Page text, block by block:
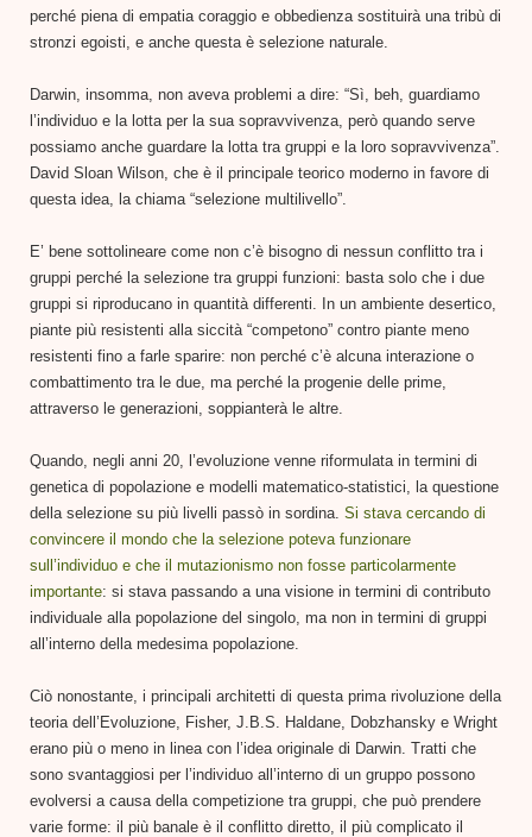
perché piena di empatia coraggio e obbedienza sostituirà una tribù di
stronzi egoisti, e anche questa è selezione naturale.
Darwin, insomma, non aveva problemi a dire: “Sì, beh, guardiamo
l’individuo e la lotta per la sua sopravvivenza, però quando serve
possiamo anche guardare la lotta tra gruppi e la loro sopravvivenza”.
David Sloan Wilson, che è il principale teorico moderno in favore di
questa idea, la chiama “selezione multilivello”.
E’ bene sottolineare come non c’è bisogno di nessun conflitto tra i
gruppi perché la selezione tra gruppi funzioni: basta solo che i due
gruppi si riproducano in quantità differenti. In un ambiente desertico,
piante più resistenti alla siccità “competono” contro piante meno
resistenti fino a farle sparire: non perché c’è alcuna interazione o
combattimento tra le due, ma perché la progenie delle prime,
attraverso le generazioni, soppianterà le altre.
Quando, negli anni 20, l’evoluzione venne riformulata in termini di
genetica di popolazione e modelli matematico-statistici, la questione
della selezione su più livelli passò in sordina. Si stava cercando di
convincere il mondo che la selezione poteva funzionare
sull’individuo e che il mutazionismo non fosse particolarmente
importante: si stava passando a una visione in termini di contributo
individuale alla popolazione del singolo, ma non in termini di gruppi
all’interno della medesima popolazione.
Ciò nonostante, i principali architetti di questa prima rivoluzione della
teoria dell’Evoluzione, Fisher, J.B.S. Haldane, Dobzhansky e Wright
erano più o meno in linea con l’idea originale di Darwin. Tratti che
sono svantaggiosi per l’individuo all’interno di un gruppo possono
evolversi a causa della competizione tra gruppi, che può prendere
varie forme: il più banale è il conflitto diretto, il più complicato il